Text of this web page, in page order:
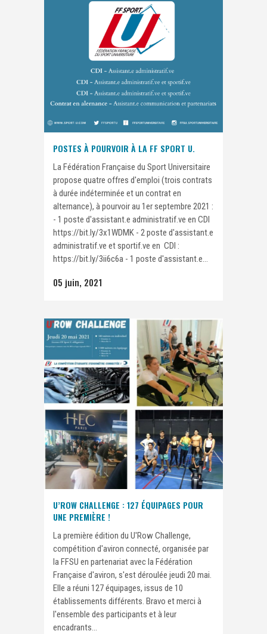
POSTES À POURVOIR À LA FF SPORT U.
La Fédération Française du Sport Universitaire
propose quatre offres d'emploi (trois contrats
à durée indéterminée et un contrat en
alternance), à pourvoir au 1er septembre 2021 :
- 1 poste d'assistant.e administratif.ve en CDI
https://bit.ly/3x1WDMK - 2 poste d'assistant.e
administratif.ve et sportif.ve en CDI :
https://bit.ly/3ii6c6a - 1 poste d'assistant.e...
05 juin, 2021
U’ROW CHALLENGE : 127 ÉQUIPAGES POUR
UNE PREMIÈRE !
La première édition du U'Row Challenge,
compétition d'aviron connecté, organisée par
la FFSU en partenariat avec la Fédération
Française d'aviron, s'est déroulée jeudi 20 mai.
Elle a réuni 127 équipages, issus de 10
établissements différents. Bravo et merci à
l'ensemble des participants et à leur
encadrants...